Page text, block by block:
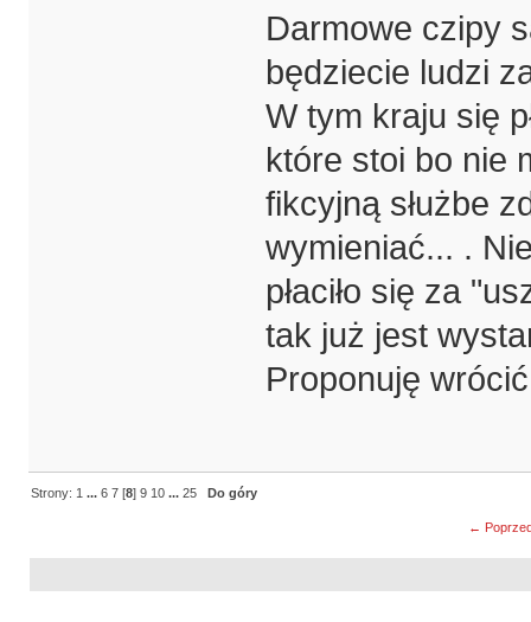
Darmowe czipy
będziecie ludzi
W tym kraju się
które stoi bo nie
fikcyjną służbe
wymieniać... .
płaciło się za
tak już jest
Proponuję
Strony: 1 ...6 7 [8]9 10 ...25 Do góry
←